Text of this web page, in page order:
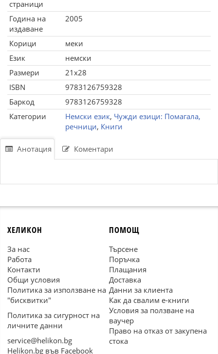
страници
Година на
издаване
2005
Корици
меки
Език
немски
Размери
21x28
ISBN
9783126759328
Баркод
9783126759328
Категории
Немски език, Чужди езици: Помагала,
речници, Книги
Анотация Коментари
ХЕЛИКОН
За нас
Работа
Контакти
Общи условия
Политика за използване на
"бисквитки"
Политика за сигурност на
личните данни
service@helikon.bg
Helikon.bg във Facebook
ПОМОЩ
Търсене
Поръчка
Плащания
Доставка
Данни за клиента
Как да свалим е-книги
Условия за ползване на
ваучер
Право на отказ от закупена
стока